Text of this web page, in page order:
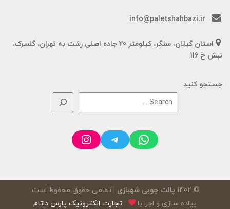
info@paletshahbazi.ir
استان گیلان، سنگر، کیلومتر 20 جاده اصلی رشت به تهران، گلسرک،
نبش خ 116
جستجو کنید
WhatsApp
Telegram
Instagram
© 1402 پالت چوبی شهبازی | تمامی حقوق محفوظ است.
پیاده سازی و اجرا با
:تجارت الکترونیک پارس داتام